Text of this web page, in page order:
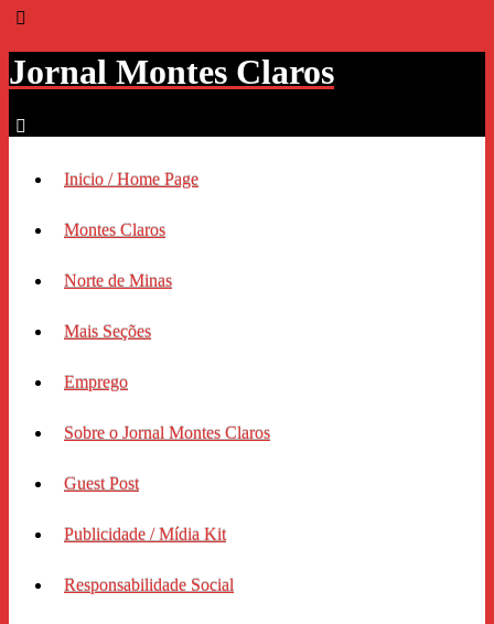
Jornal Montes Claros
Inicio / Home Page
Montes Claros
Norte de Minas
Mais Seções
Emprego
Sobre o Jornal Montes Claros
Guest Post
Publicidade / Mídia Kit
Responsabilidade Social